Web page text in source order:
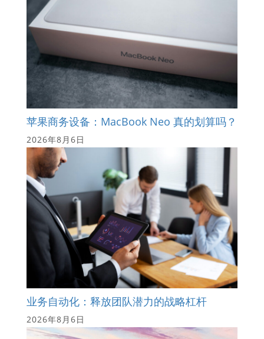
苹果商务设备：MacBook Neo 真的划算吗？
2026年8月6日
业务自动化：释放团队潜力的战略杠杆
2026年8月6日